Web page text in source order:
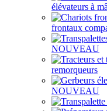
élévateurs à
frontaux
NOUVEAU
remorqueurs
NOUVEAU